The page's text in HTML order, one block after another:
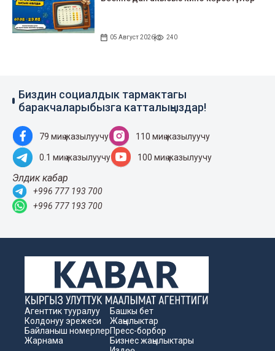
05 Август 2026 240
Биздин социалдык тармактагы
баракчаларыбызга катталыңыздар!
79 миң жазылуучу 110 миң жазылуучу
0.1 миң жазылуучу 100 миң жазылуучу
Элдик кабар
+996 777 193 700
+996 777 193 700
Агенттик тууралуу
Колдонуу эрежеси
Байланыш номерлер
Жарнама
Башкы бет
Жаңылыктар
Пресс-борбор
Бизнес жаңылыктары